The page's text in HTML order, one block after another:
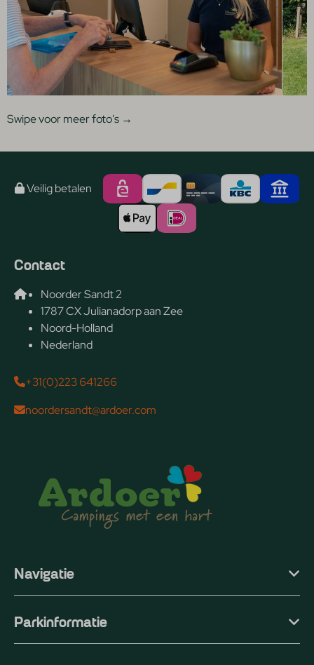
Swipe voor meer foto's →
Veilig betalen
Contact
Noorder Sandt 2
1787 CX Julianadorp aan Zee
Noord-Holland
Nederland
+31(0)223 641266
noordersandt@ardoer.com
Navigatie
Parkinformatie